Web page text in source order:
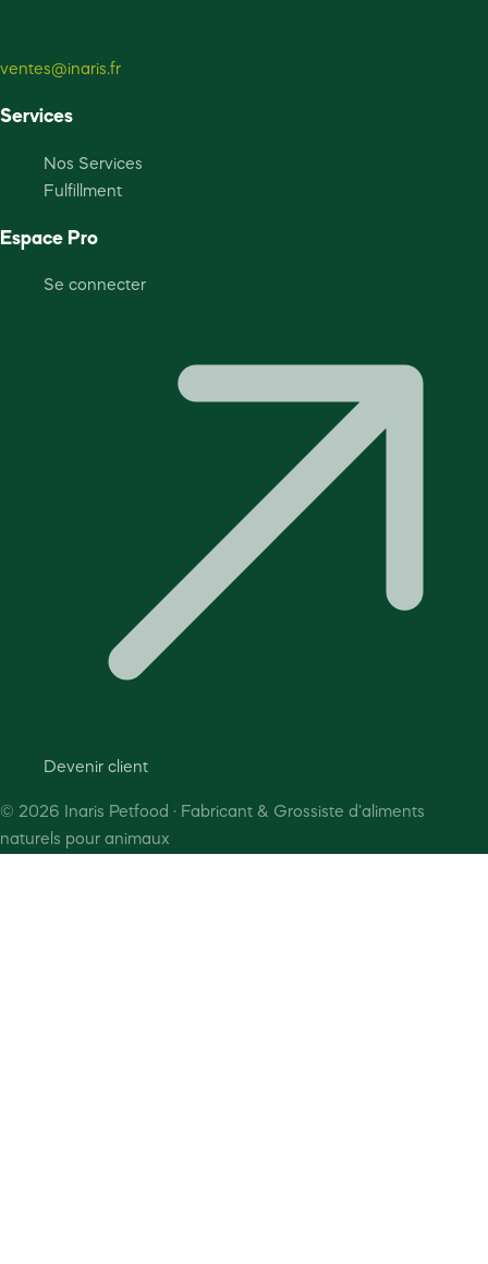
ventes@inaris.fr
Services
Nos Services
Fulfillment
Espace Pro
Se connecter
Devenir client
© 2026 Inaris Petfood · Fabricant & Grossiste d'aliments
naturels pour animaux